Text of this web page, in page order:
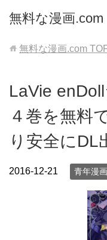
無料な漫画.com
無料な漫画.com
LaVie
４巻を無料
り安全にDL
2016-12-21 青年漫画